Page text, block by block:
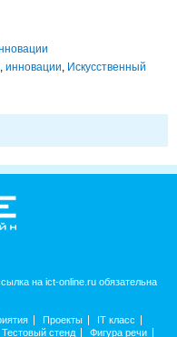
, инновации, Искусственный
на ict-online.ru обязательна
Проекты
IT класс
Тестовый стенд Фигура речи